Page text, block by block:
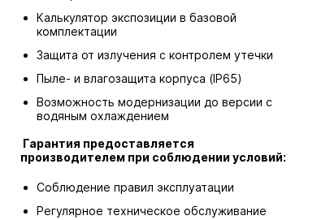
Калькулятор экспозиции в базовой
комплектации
Защита от излучения с контролем утечки
Пыле- и влагозащита корпуса (IP65)
Возможность модернизации до версии с
водяным охлаждением
Гарантия предоставляется
производителем при соблюдении условий:
Соблюдение правил эксплуатации
Регулярное техническое обслуживание